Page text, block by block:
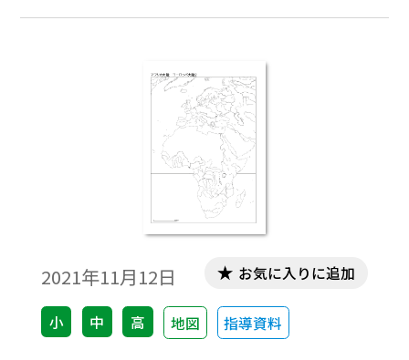
2021年11月12日
小 中 高 地図 指導資料
お気に入りに追加